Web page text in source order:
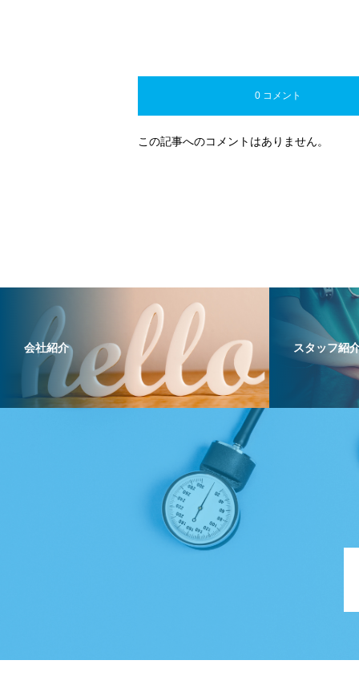
0 コメント
この記事へのコメントはありません。
会社紹介 スタッフ紹